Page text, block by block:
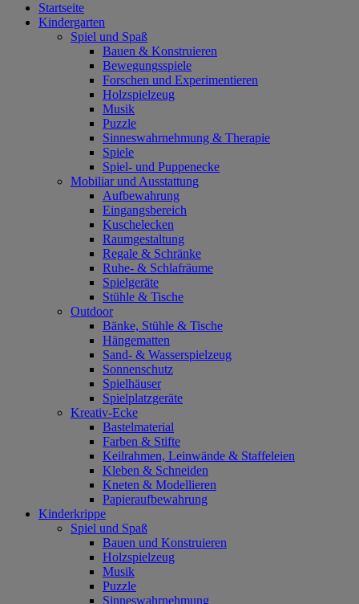
Startseite
Kindergarten
Spiel und Spaß
Bauen & Konstruieren
Bewegungsspiele
Forschen und Experimentieren
Holzspielzeug
Musik
Puzzle
Sinneswahrnehmung & Therapie
Spiele
Spiel- und Puppenecke
Mobiliar und Ausstattung
Aufbewahrung
Eingangsbereich
Kuschelecken
Raumgestaltung
Regale & Schränke
Ruhe- & Schlafräume
Spielgeräte
Stühle & Tische
Outdoor
Bänke, Stühle & Tische
Hängematten
Sand- & Wasserspielzeug
Sonnenschutz
Spielhäuser
Spielplatzgeräte
Kreativ-Ecke
Bastelmaterial
Farben & Stifte
Keilrahmen, Leinwände & Staffeleien
Kleben & Schneiden
Kneten & Modellieren
Papieraufbewahrung
Kinderkrippe
Spiel und Spaß
Bauen und Konstruieren
Holzspielzeug
Musik
Puzzle
Sinneswahrnehmung